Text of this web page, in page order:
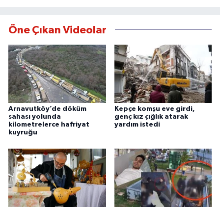
Öne Çıkan Videolar
Arnavutköy’de döküm
sahası yolunda
kilometrelerce hafriyat
kuyruğu
Kepçe komşu eve girdi,
genç kız çığlık atarak
yardım istedi